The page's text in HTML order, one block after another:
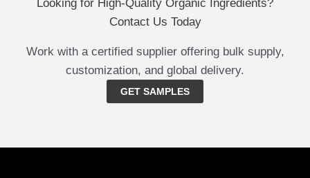
Looking for High-Quality Organic Ingredients?
Contact Us Today
Work with a certified supplier offering bulk supply,
customization, and global delivery.
GET SAMPLES